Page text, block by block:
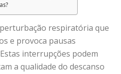
respiratória que
e provoca pausas
interrupções podem
a qualidade do descanso